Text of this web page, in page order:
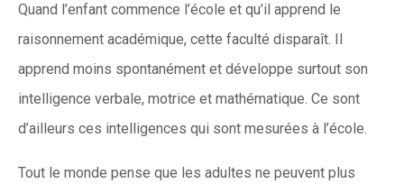
Quand l’enfant commence l’école et qu’il apprend le
raisonnement académique, cette faculté disparaît. Il
apprend moins spontanément et développe surtout son
intelligence verbale, motrice et mathématique. Ce sont
d’ailleurs ces intelligences qui sont mesurées à l’école.
Tout le monde pense que les adultes ne peuvent plus